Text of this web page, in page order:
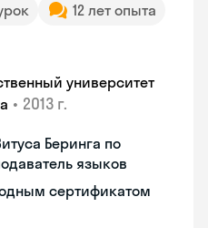
12 лет опыта
университет
• 2013 г.
Беринга по
языков
сертификатом